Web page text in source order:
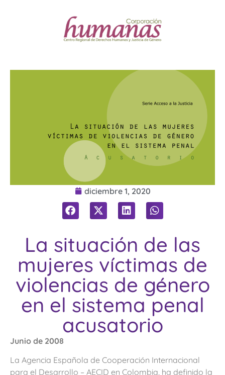
La situación de las
mujeres víctimas de
violencias de género
en el sistema penal
acusatorio
Junio de 2008
La Agencia Española de Cooperación Internacional
para el Desarrollo – AECID en Colombia, ha definido la
diciembre 1, 2020